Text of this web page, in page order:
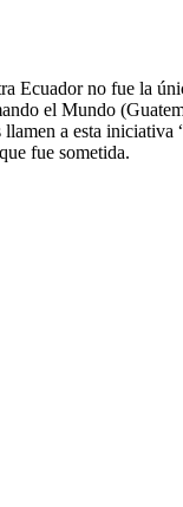
Ecuador no fue la
el Mundo
a esta
fue sometida.